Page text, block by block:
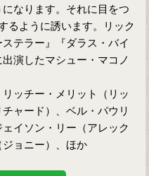
なります。それに目をつ
るように誘います。リック
テラー』『ダラス・バイ
演したマシュー・マコノ
ッチー・メリット（リッ
ャード）、ベル・パウリ
イソン・リー（アレック
ョニー）、ほか